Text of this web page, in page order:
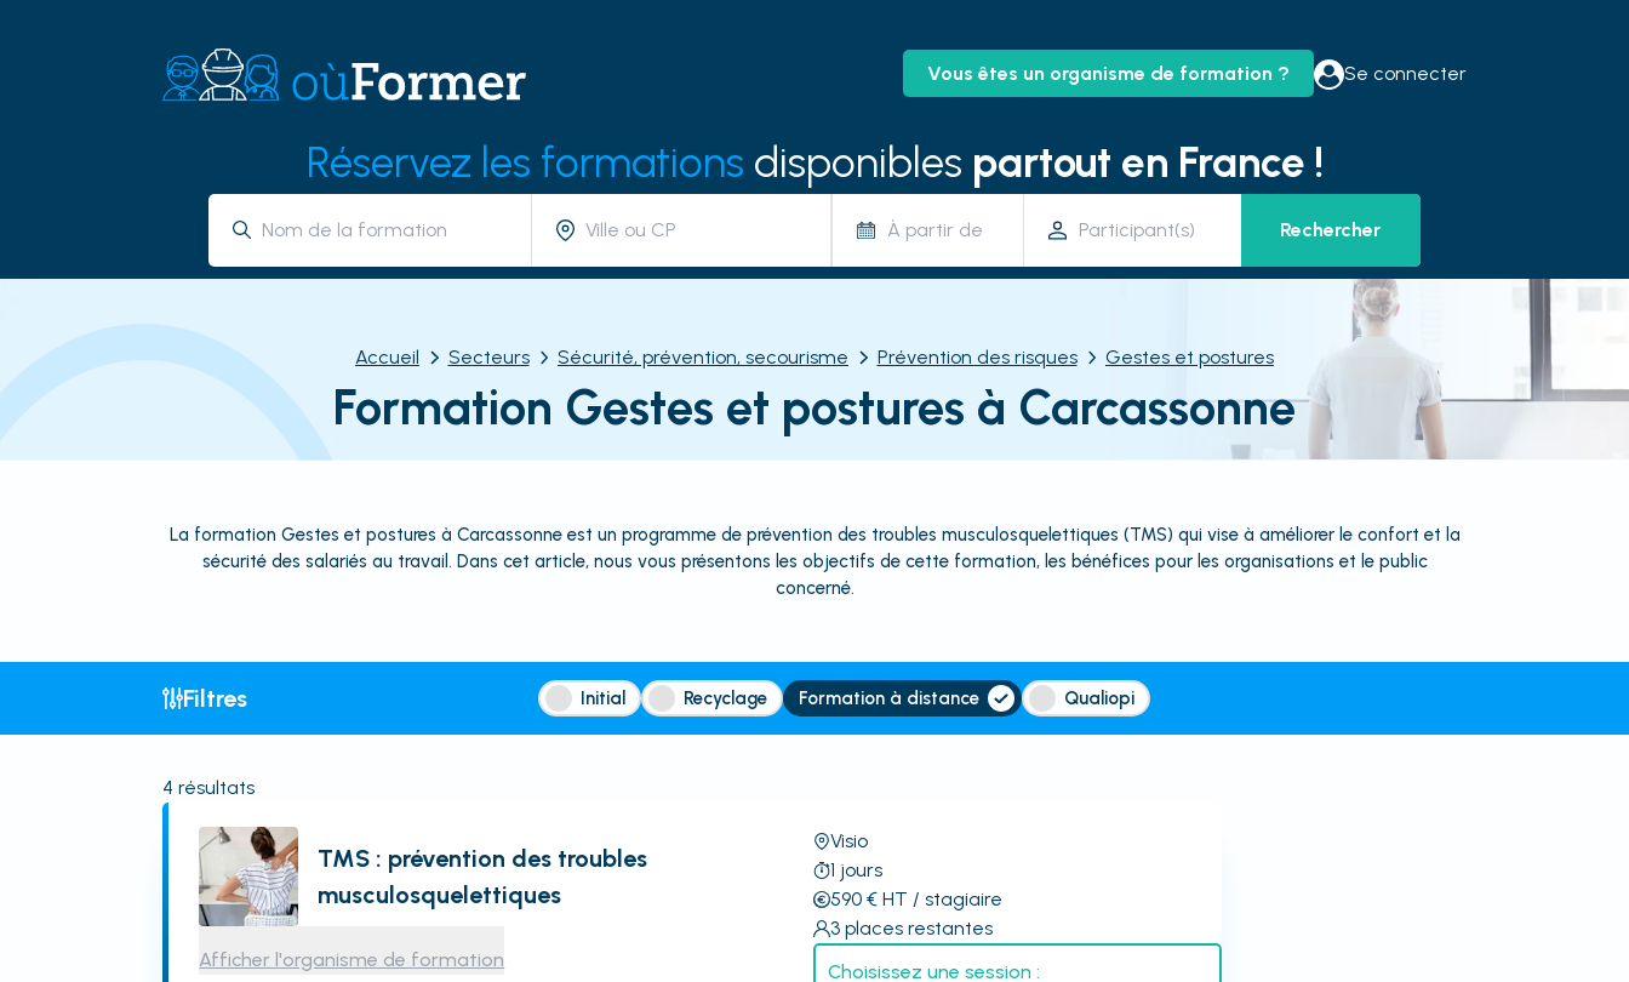
Vous êtes un organisme de formation ? Se connecter
Réservez les formations disponibles partout en France !
À partir de Rechercher
Accueil Secteurs Sécurité, prévention, secourisme Prévention des risques Gestes et postures
Formation Gestes et postures à Carcassonne
La formation Gestes et postures à Carcassonne est un programme de prévention des troubles musculosquelettiques (TMS) qui vise à améliorer le confort et la
sécurité des salariés au travail. Dans cet article, nous vous présentons les objectifs de cette formation, les bénéfices pour les organisations et le public
concerné.
Filtres Initial Recyclage Formation à distance Qualiopi
4 résultats
TMS : prévention des troubles
musculosquelettiques
Afficher l'organisme de formation
Visio
1 jours
590€ HT / stagiaire
3 places restantes
Choisissez une session :